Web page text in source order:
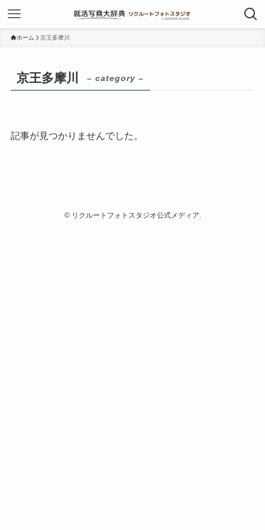
ホーム 京王多摩川
京王多摩川 – category –
記事が見つかりませんでした。
©リクルートフォトスタジオ公式メディア.